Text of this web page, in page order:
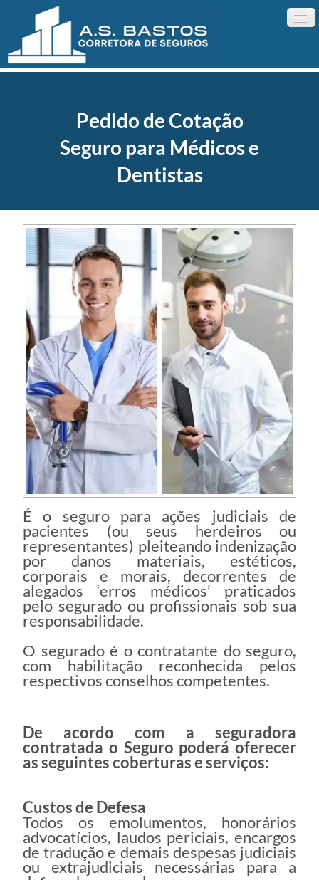
Informações▼
Quem Somos▼
Pedido de Cotação
Seguro para Médicos e
Dentistas
É o seguro para ações judiciais de
pacientes (ou seus herdeiros ou
representantes) pleiteando indenização
por danos materiais, estéticos,
corporais e morais, decorrentes de
alegados ‘erros médicos’ praticados
pelo segurado ou profissionais sob sua
responsabilidade.
O segurado é o contratante do seguro,
com habilitação reconhecida pelos
respectivos conselhos competentes.
De acordo com a seguradora
contratada o Seguro poderá oferecer
as seguintes coberturas e serviços:
Custos de Defesa
Todos os emolumentos, honorários
advocatícios, laudos periciais, encargos
de tradução e demais despesas judiciais
ou extrajudiciais necessárias para a